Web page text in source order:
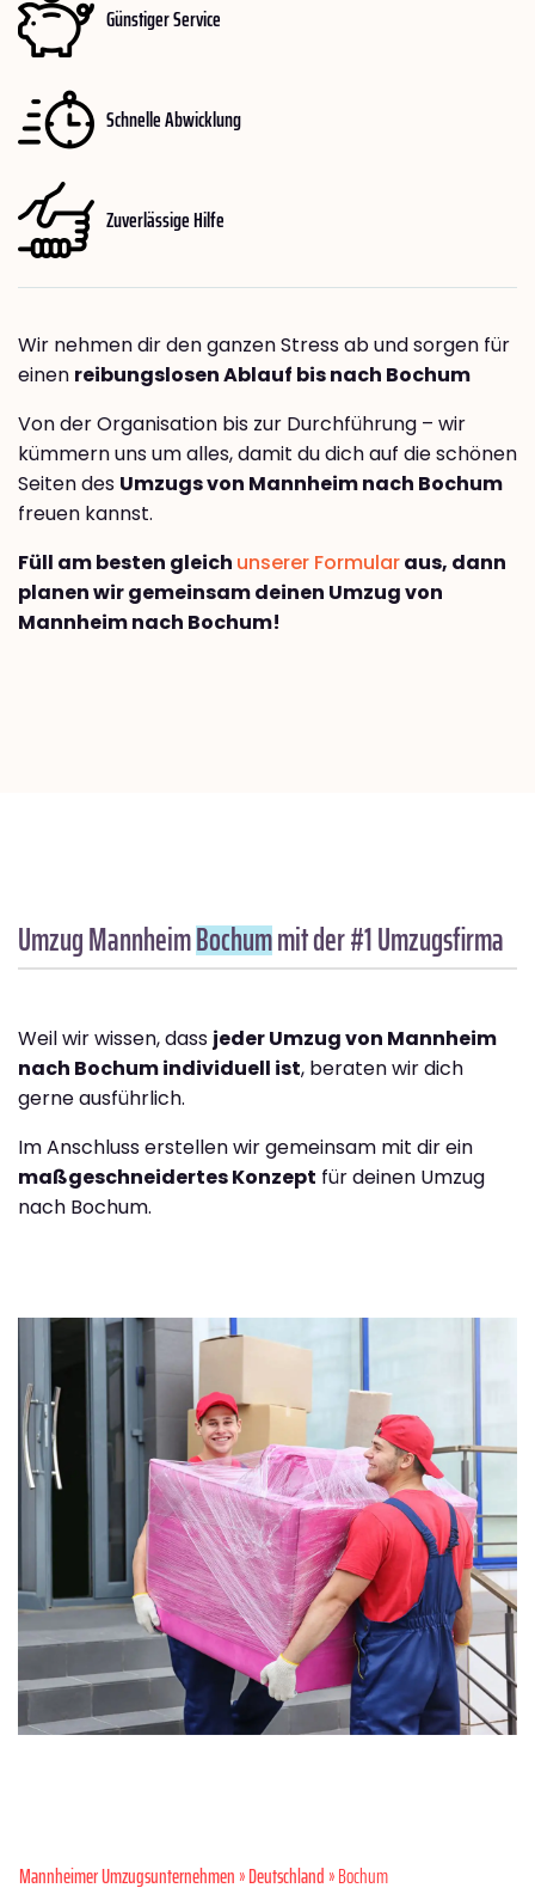
Günstiger Service
Schnelle Abwicklung
Zuverlässige Hilfe
Wir nehmen dir den ganzen Stress ab und sorgen für
einen reibungslosen Ablauf bis nach Bochum
Von der Organisation bis zur Durchführung – wir
kümmern uns um alles, damit du dich auf die schönen
Seiten des Umzugs von Mannheim nach Bochum
freuen kannst.
Füll am besten gleich unserer Formularaus, dann
planen wir gemeinsam deinen Umzug von
Mannheim nach Bochum!
Umzug MannheimBochummit der #1 Umzugsfirma
Weil wir wissen, dass jeder Umzug von Mannheim
nach Bochum individuell ist, beraten wir dich
gerne ausführlich.
Im Anschluss erstellen wir gemeinsam mit dir ein
maßgeschneidertes Konzept für deinen Umzug
nach Bochum.
Mannheimer Umzugsunternehmen»Deutschland» Bochum